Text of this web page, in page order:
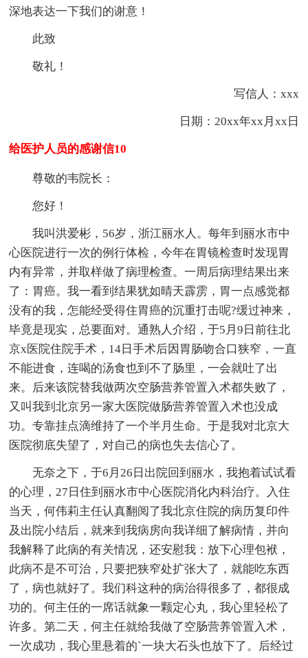
深地表达一下我们的谢意！
此致
敬礼！
写信人：xxx
日期：20xx年xx月xx日
给医护人员的感谢信10
尊敬的韦院长：
您好！
我叫洪爱彬，56岁，浙江丽水人。每年到丽水市中
心医院进行一次的例行体检，今年在胃镜检查时发现胃
内有异常，并取样做了病理检查。一周后病理结果出来
了：胃癌。我一看到结果犹如晴天霹雳，胃一点感觉都
没有的我，怎能经受得住胃癌的沉重打击呢?缓过神来，
毕竟是现实，总要面对。通熟人介绍，于5月9日前往北
京x医院住院手术，14日手术后因胃肠吻合口狭窄，一直
不能进食，连喝的汤食也到不了肠里，一会就吐了出
来。后来该院替我做两次空肠营养管置入术都失败了，
又叫我到北京另一家大医院做肠营养管置入术也没成
功。专靠挂点滴维持了一个半月生命。于是我对北京大
医院彻底失望了，对自己的病也失去信心了。
无奈之下，于6月26日出院回到丽水，我抱着试试看
的心理，27日住到丽水市中心医院消化内科治疗。入住
当天，何伟莉主任认真翻阅了我北京住院的病历复印件
及出院小结后，就来到我病房向我详细了解病情，并向
我解释了此病的有关情况，还安慰我：放下心理包袱，
此病不是不可治，只要把狭窄处扩张大了，就能吃东西
了，病也就好了。我们科这种的病治得很多了，都很成
功的。何主任的一席话就象一颗定心丸，我心里轻松了
许多。第二天，何主任就给我做了空肠营养管置入术，
一次成功，我心里悬着的`一块大石头也放下了。后经过